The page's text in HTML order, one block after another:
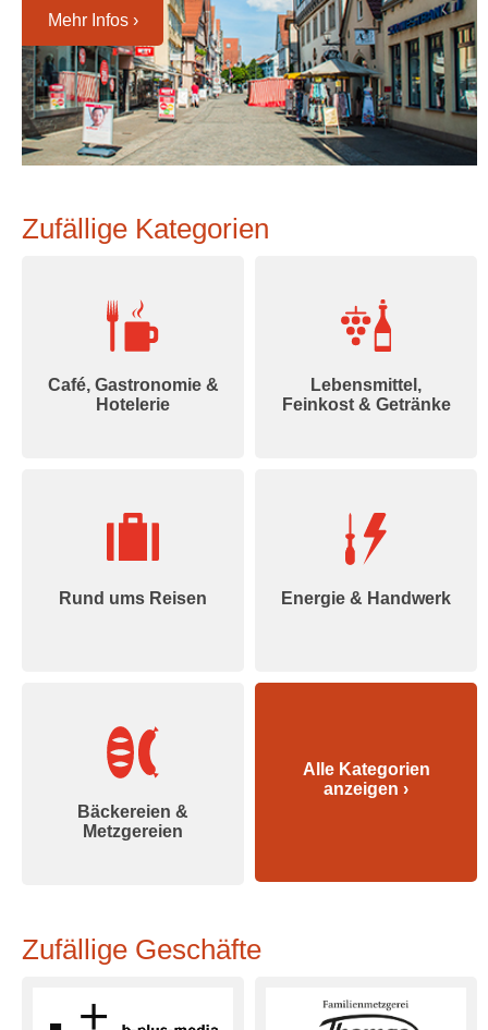
Mehr Infos ›
Zufällige Kategorien
Café, Gastronomie &
Hotelerie
Lebensmittel,
Feinkost & Getränke
Rund ums Reisen Energie & Handwerk
Bäckereien &
Metzgereien
Alle Kategorien
anzeigen ›
Zufällige Geschäfte